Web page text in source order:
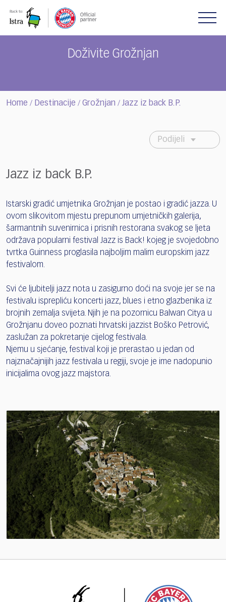
note:
Doživite Grožnjan
Home / Destinacije / Grožnjan / Jazz iz back B.P.
Podijeli
Jazz iz back B.P.
Istarski gradić umjetnika Grožnjan je postao i gradić jazza. U
ovom slikovitom mjestu prepunom umjetničkih galerija,
šarmantnih suvenirnica i prisnih restorana svakog se ljeta
održava popularni festival Jazz is Back! kojeg je svojedobno
tvrtka Guinness proglasila najboljim malim europskim jazz
festivalom.
Svi će ljubitelji jazz nota u zasigurno doći na svoje jer se na
festivalu isprepliću koncerti jazz, blues i etno glazbenika iz
brojnih zemalja svijeta. Njih je na pozornicu Balwan Citya u
Grožnjanu doveo poznati hrvatski jazzist Boško Petrović,
zaslužan za pokretanje cijelog festivala.
Njemu u sjećanje, festival koji je prerastao u jedan od
najznačajnijih jazz festivala u regiji, svoje je ime nadopunio
inicijalima ovog jazz majstora.